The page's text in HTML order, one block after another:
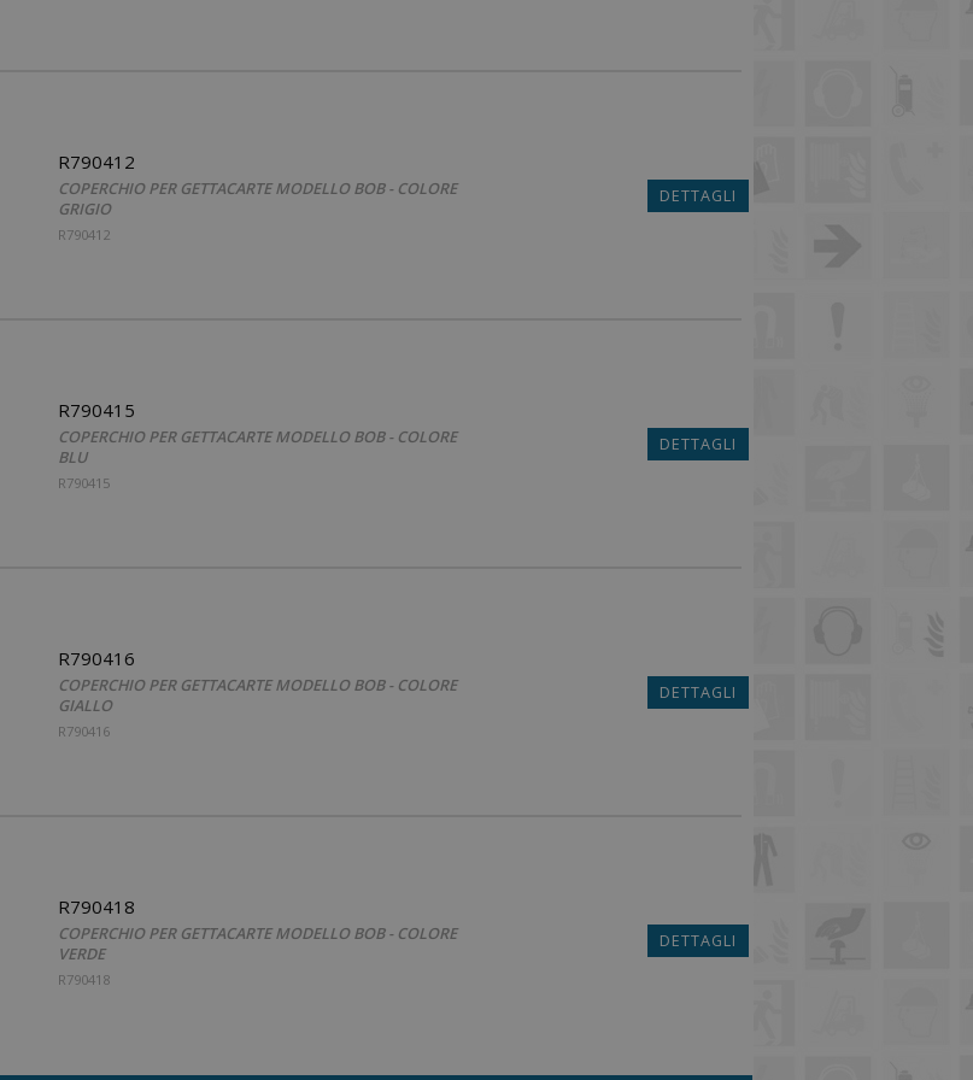
R790412
COPERCHIO PER GETTACARTE MODELLO BOB - COLORE
GRIGIO
R790412
DETTAGLI
R790415
COPERCHIO PER GETTACARTE MODELLO BOB - COLORE
BLU
R790415
DETTAGLI
R790416
COPERCHIO PER GETTACARTE MODELLO BOB - COLORE
GIALLO
R790416
DETTAGLI
R790418
COPERCHIO PER GETTACARTE MODELLO BOB - COLORE
VERDE
R790418
DETTAGLI